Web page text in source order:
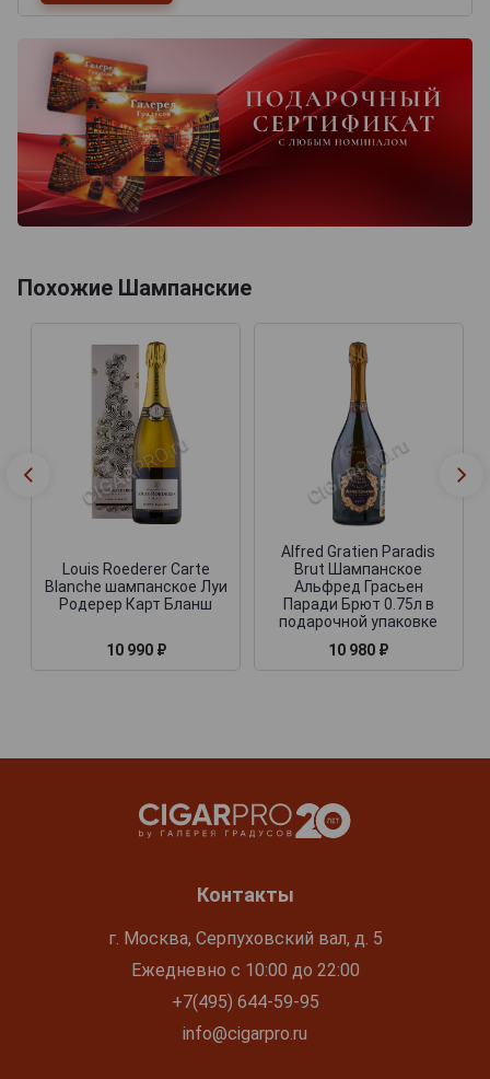
Похожие Шампанские
Louis Roederer Carte
Blanche шампанское Луи
Родерер Карт Бланш
10 990 ₽
Alfred Gratien Paradis
Brut Шампанское
Альфред Грасьен
Паради Брют 0.75л в
подарочной упаковке
10 980 ₽
Контакты
г. Москва, Серпуховский вал, д. 5
Ежедневно с 10:00 до 22:00
+7(495) 644-59-95
info@cigarpro.ru